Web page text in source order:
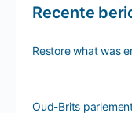
Recente
Restore what was
Oud-Brits